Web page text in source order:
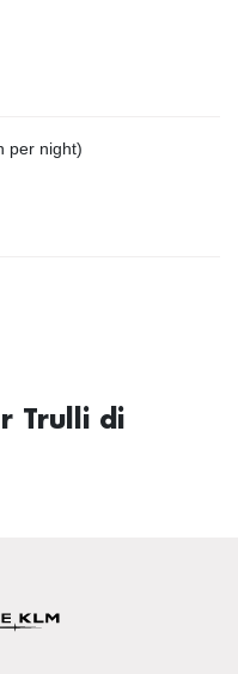
per night)
Trulli di